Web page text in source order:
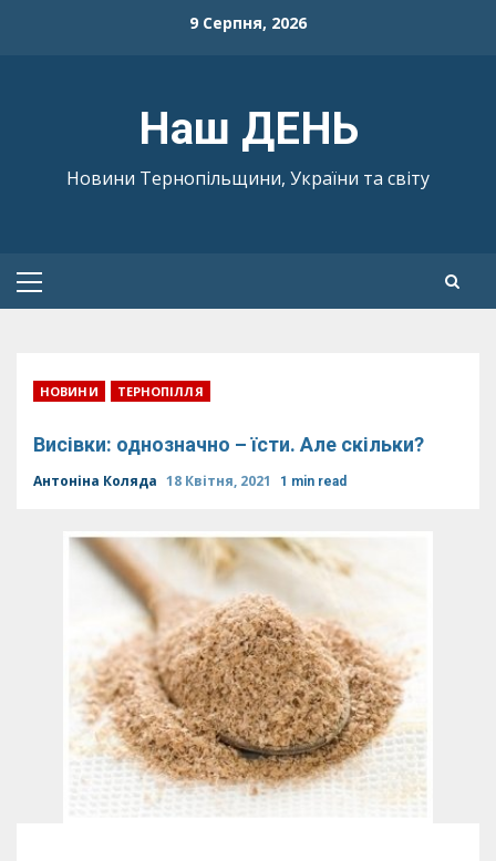
9 Серпня, 2026
Наш ДЕНЬ
Новини Тернопільщини, України та світу
Primary
НОВИНИ ТЕРНОПІЛЛЯ
Висівки: однозначно – їсти. Але скільки?
Антоніна Коляда 18 Квітня, 2021 1 min read